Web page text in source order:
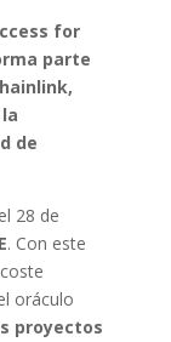
for
parte
de
28 de
. Con este
oráculo
proyectos